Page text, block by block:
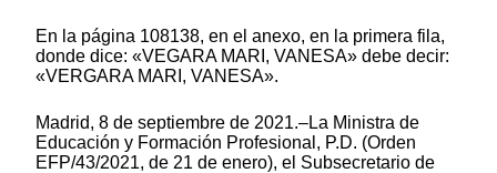
En la página 108138, en el anexo, en la primera fila,
donde dice: «VEGARA MARI, VANESA» debe decir:
«VERGARA MARI, VANESA».
Madrid, 8 de septiembre de 2021.–La Ministra de
Educación y Formación Profesional, P.D. (Orden
EFP/43/2021, de 21 de enero), el Subsecretario de